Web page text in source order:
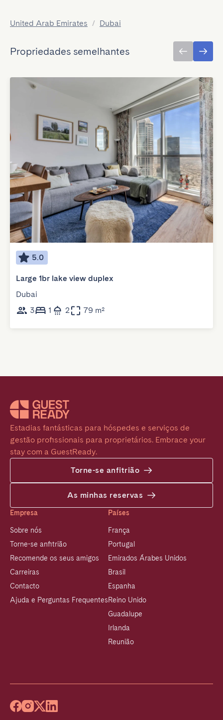
United Arab Emirates / Dubai
Propriedades semelhantes
5.0
Large 1br lake view duplex
Dubai
3
1 2 79 m²
Estadias fantásticas para hóspedes e serviços de
gestão profissionais para proprietários. Embrace your
stay com a GuestReady.
Torne-se anfitrião
As minhas reservas
Empresa
Sobre nós
Torne-se anfitrião
Recomende os seus amigos
Carreiras
Contacto
Ajuda e Perguntas Frequentes
Países
França
Portugal
Emirados Árabes Unidos
Brasil
Espanha
Reino Unido
Guadalupe
Irlanda
Reunião